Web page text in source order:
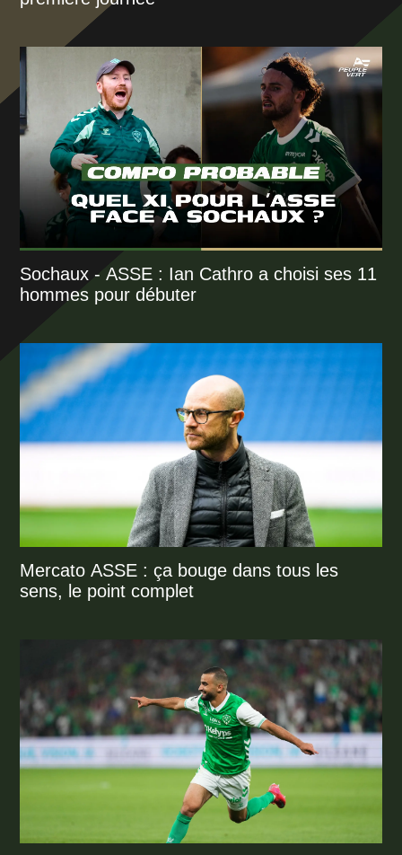
Sochaux - ASSE : Ian Cathro a choisi ses 11
hommes pour débuter
Mercato ASSE : ça bouge dans tous les
sens, le point complet